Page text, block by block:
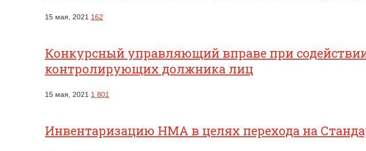
15 мая, 2021 162
Конкурсный управляющий вправе при
контролирующих должника лиц
15 мая, 2021 1 801
Инвентаризацию НМА в целях перехода на